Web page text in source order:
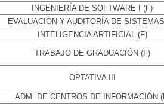
INGENIERÍA DE SOFTWARE I (F)
EVALUACIÓN Y AUDITORÍA DE
INTELIGENCIA ARTIFICIAL (F)
TRABAJO DE GRADUACIÓN (F)
OPTATIVA III
ADM. DE CENTROS DE INFORMACIÓN